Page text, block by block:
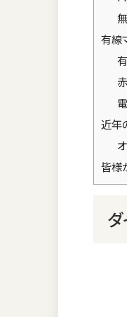
有線
近年
皆様